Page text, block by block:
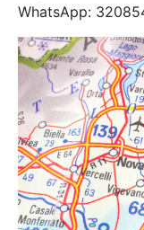
WhatsApp: